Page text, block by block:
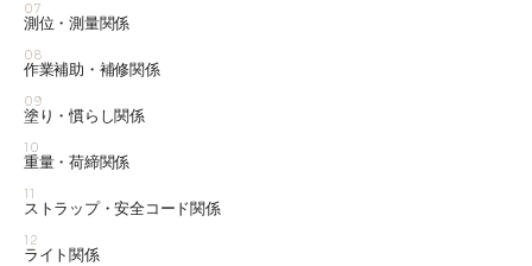
07
測位・測量関係
08
作業補助・補修関係
09
塗り・慣らし関係
10
重量・荷締関係
11
ストラップ・安全コード関係
12
ライト関係